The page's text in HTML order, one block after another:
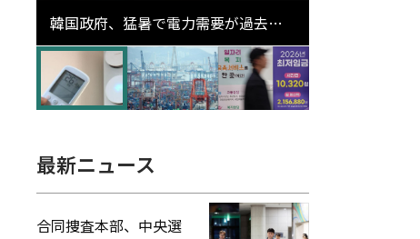
韓国政府、猛暑で電力需要が過去最
高更新の可能性に需給対応体制を点
検
最新ニュース
合同捜査本部、中央選